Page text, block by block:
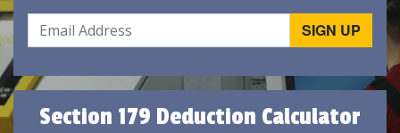
Section 179 Deduction Calculator